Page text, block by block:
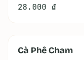
28.000 ₫
Cà Phê Cham